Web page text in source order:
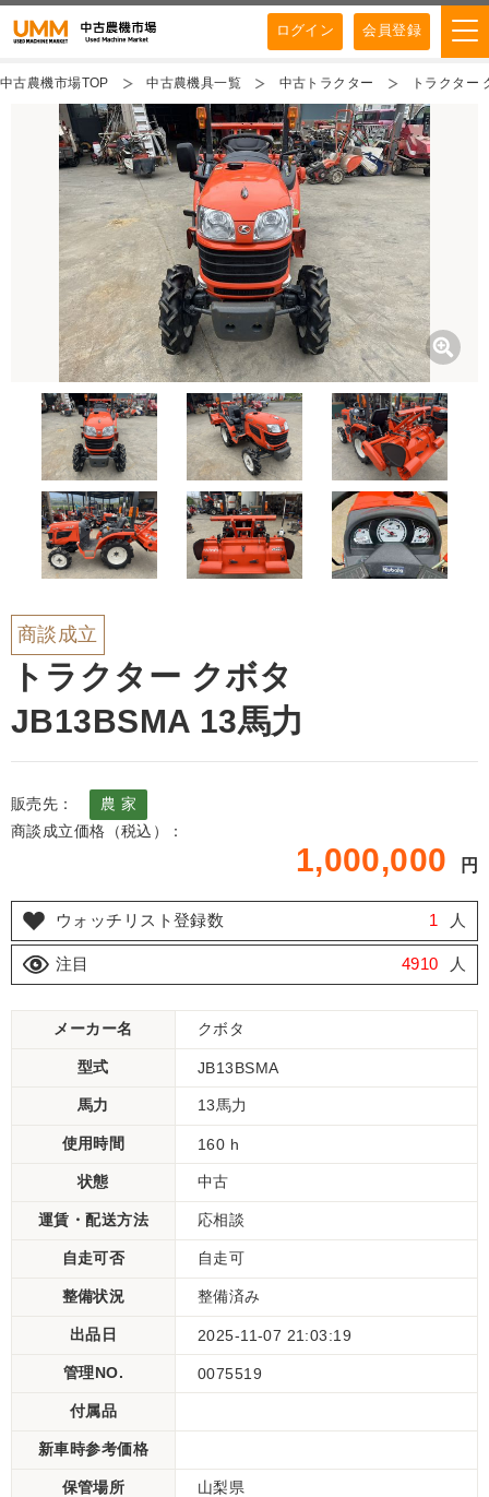
ログイン 会員登録
中古農機市場TOP 中古農機具一覧 中古トラクター トラクター
商談成立
トラクター クボタ
JB13BSMA 13馬力
販売先：
農 家
商談成立価格（税込）：
1,000,000 円
ウォッチリスト登録数 1 人
注目 4910 人
メーカー名 クボタ
型式 JB13BSMA
馬力 13馬力
使用時間 160 h
状態 中古
運賃・配送方法 応相談
自走可否 自走可
整備状況 整備済み
出品日 2025-11-07 21:03:19
管理NO. 0075519
付属品
新車時参考価格
保管場所 山梨県